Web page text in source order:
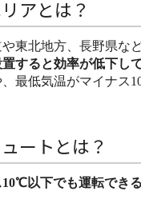
アとは？
東北地方、長野県な
すると効率が低下し
最低気温がマイナス
ートとは？
以下でも運転でき